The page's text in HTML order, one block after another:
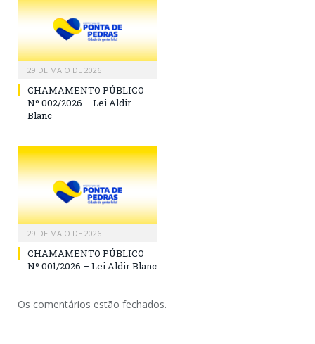
29 DE MAIO DE 2026
CHAMAMENTO PÚBLICO
Nº 002/2026 – Lei Aldir
Blanc
29 DE MAIO DE 2026
CHAMAMENTO PÚBLICO
Nº 001/2026 – Lei Aldir Blanc
Os comentários estão fechados.